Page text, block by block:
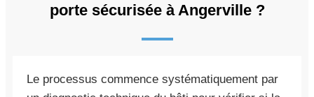
porte sécurisée à Angerville ?
Le processus commence systématiquement par